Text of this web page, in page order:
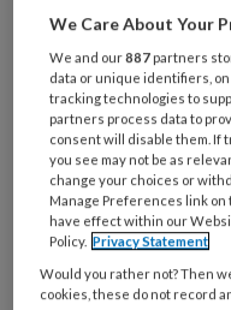
Al een account
Wat
is
je
e-
mailadres?
* *
Kies
je
wachtwoord* *
We Care About Your
We and our887 partners
data or unique identifiers,
tracking technologies to
partners process data to
consent will disable them. If
you see may not be as
change your choices or
Manage Preferences link on
have effect within our
Policy. Privacy Statement
Would you rather not? Then
cookies, these do not record